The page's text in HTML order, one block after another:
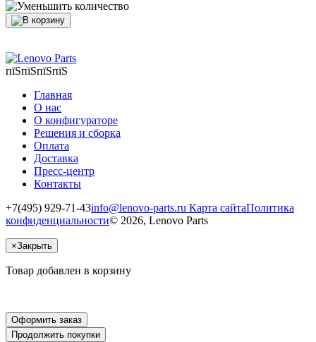
пїЅпїЅпїЅпїЅ
Главная
О нас
О конфигураторе
Решения и сборка
Оплата
Доставка
Пресс-центр
Контакты
+7(495) 929-71-43info@lenovo-parts.ru Карта сайтаПолитика
конфиденциальности© 2026, Lenovo Parts
×Закрыть
Товар добавлен в корзину
Оформить заказ
Продолжить покупки